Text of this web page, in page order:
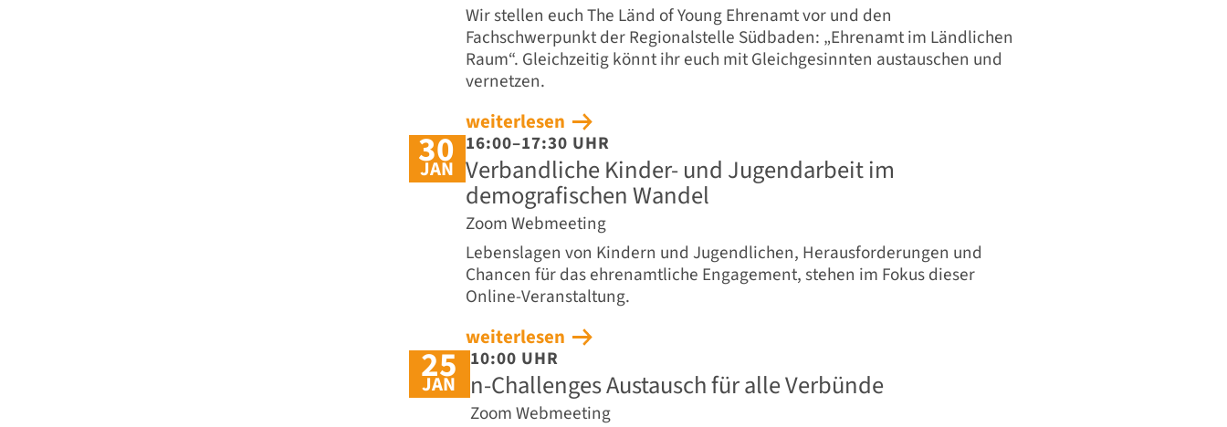
Wir stellen euch The Länd of Young Ehrenamt vor und den
Fachschwerpunkt der Regionalstelle Südbaden: „Ehrenamt im Ländlichen
Raum“. Gleichzeitig könnt ihr euch mit Gleichgesinnten austauschen und
vernetzen.
weiterlesen
30
JAN
16:00–17:30 UHR
Verbandliche Kinder- und Jugendarbeit im
demografischen Wandel
Zoom Webmeeting
Lebenslagen von Kindern und Jugendlichen, Herausforderungen und
Chancen für das ehrenamtliche Engagement, stehen im Fokus dieser
Online-Veranstaltung.
weiterlesen
25
JAN
10:00 UHR
n-Challenges Austausch für alle Verbünde
Zoom Webmeeting